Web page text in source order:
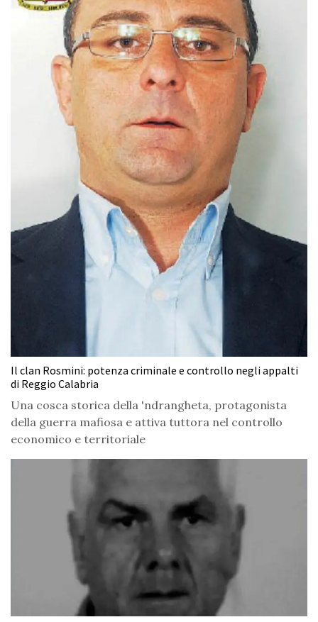
Il clan Rosmini: potenza criminale e controllo negli appalti
di Reggio Calabria
Una cosca storica della 'ndrangheta, protagonista
della guerra mafiosa e attiva tuttora nel controllo
economico e territoriale